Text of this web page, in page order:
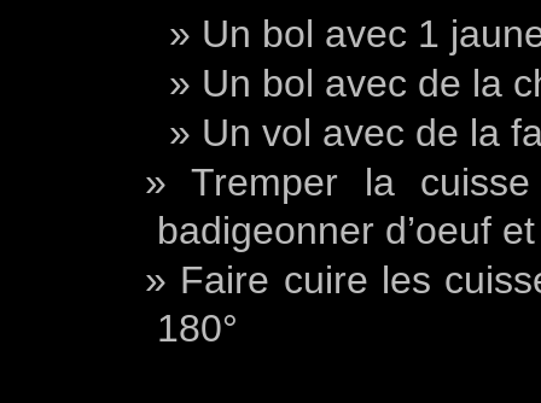
Un bol avec 1
Un bol avec de la
Un vol avec de la
Tremper la
badigeonner d’oeuf
Faire cuire les
180°